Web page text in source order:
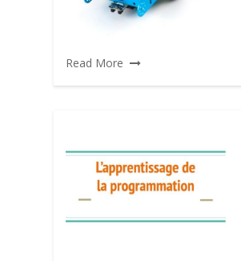
Read More